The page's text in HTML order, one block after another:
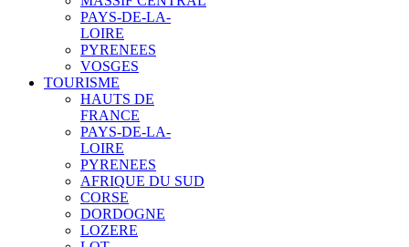
PAYS-DE-LA-
LOIRE
PYRENEES
VOSGES
TOURISME
HAUTS DE
FRANCE
PAYS-DE-LA-
LOIRE
PYRENEES
AFRIQUE DU SUD
CORSE
DORDOGNE
LOZERE